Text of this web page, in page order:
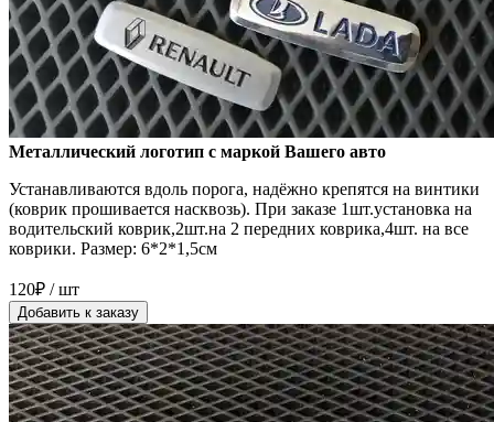
Металлический логотип с маркой Вашего авто
Устанавливаются вдоль порога, надёжно крепятся на винтики
(коврик прошивается насквозь). При заказе 1шт.установка на
водительский коврик,2шт.на 2 передних коврика,4шт. на все
коврики. Размер: 6*2*1,5см
120₽ / шт
Добавить к заказу